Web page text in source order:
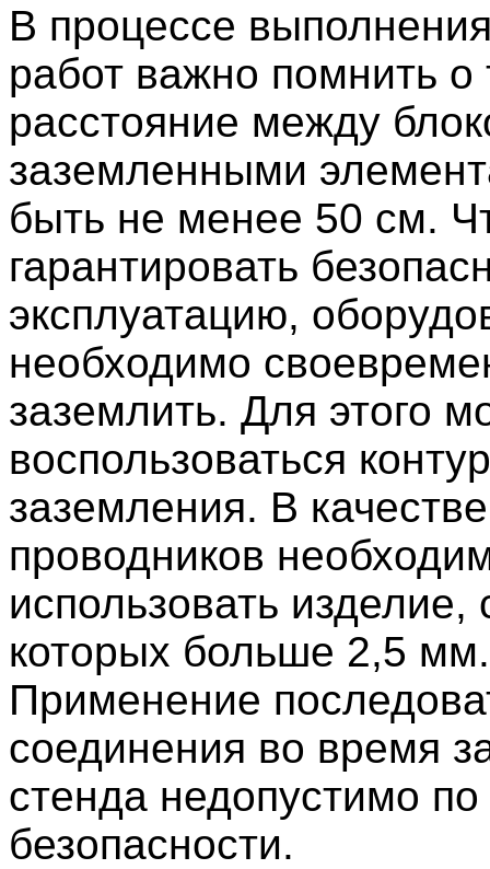
В процессе
работ важно помнить о
расстояние между
заземленными
быть не менее 50 см.
гарантировать
эксплуатацию,
необходимо
заземлить. Для этого
воспользоваться
заземления. В качестве
проводников
использовать изделие,
которых больше 2,5 мм.
Применение
соединения во время
стенда недопустимо
безопасности.